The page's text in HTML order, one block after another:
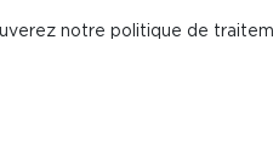
notre politique de